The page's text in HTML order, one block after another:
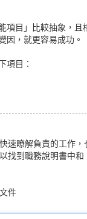
目」比較抽象，
因，就更容易成功。
項目：
速瞭解負責的工作
找到職務說明書中
件